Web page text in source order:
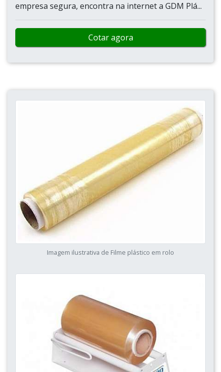
empresa segura, encontra na internet a GDM Plá...
Cotar agora
Imagem ilustrativa de Filme plástico em rolo